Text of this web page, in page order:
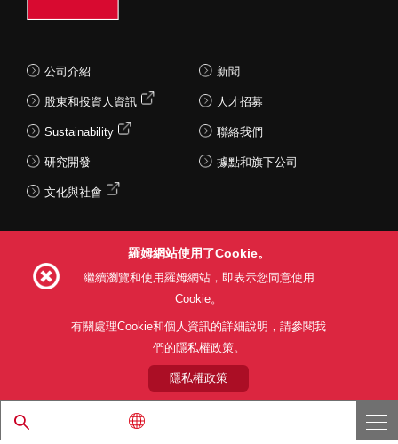
公司介紹
股東和投資人資訊
Sustainability
研究開發
文化與社會
新聞
人才招募
聯絡我們
據點和旗下公司
利用目的 隱私權政策
關於本公司產品銷售之標準條款(PDF)
© 1997 - 2026 ROHM CO., LTD. ALL RIGHTS RESERVED.
羅姆網站使用了Cookie。
繼續瀏覽和使用羅姆網站，即表示您同意使用
Cookie。
有關處理Cookie和個人資訊的詳細說明，請參閱我
們的隱私權政策。
隱私權政策